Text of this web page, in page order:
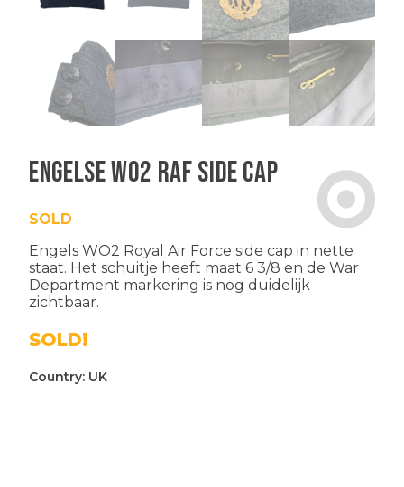
Engelse WO2 RAF side cap
SOLD
Engels WO2 Royal Air Force side cap in nette
staat. Het schuitje heeft maat 6 3/8 en de War
Department markering is nog duidelijk
zichtbaar.
SOLD!
Country: UK